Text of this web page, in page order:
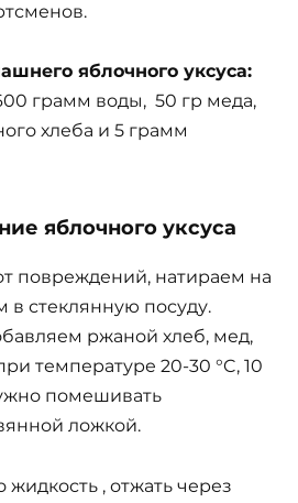
яблочного уксуса:
грамм воды, 50 гр меда,
хлеба и 5 грамм
яблочного уксуса
повреждений, натираем на
в стеклянную посуду.
ржаной хлеб, мед,
температуре 20-30 °C, 10
помешивать
ложкой.
, отжать через